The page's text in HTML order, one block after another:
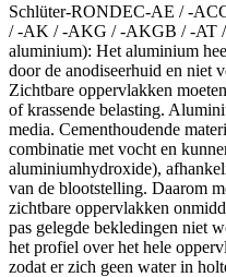
Schlüter-RONDEC-AE / -
/ -AK / -AKG / -AKGB / -AT /
aluminium): Het aluminium
door de anodiseerhuid en niet
Zichtbare oppervlakken
of krassende belasting.
media. Cementhoudende
combinatie met vocht en
aluminiumhydroxide),
van de blootstelling. Daarom
zichtbare oppervlakken
pas gelegde bekledingen niet
het profiel over het hele
zodat er zich geen water in